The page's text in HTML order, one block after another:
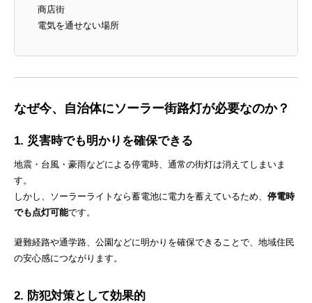
商店街
電気を通せない場所
なぜ今、自治体にソーラー街路灯が必要なのか？
1. 災害時でも明かりを確保できる
地震・台風・豪雨などによる停電時、通常の街灯は消えてしまいま
す。
しかし、ソーラーライトなら蓄電池に電力を蓄えているため、 停電時
でも点灯可能です。
避難経路や通学路、公園などに明かりを確保できることで、地域住民
の安心感につながります。
2. 防犯対策として効果的